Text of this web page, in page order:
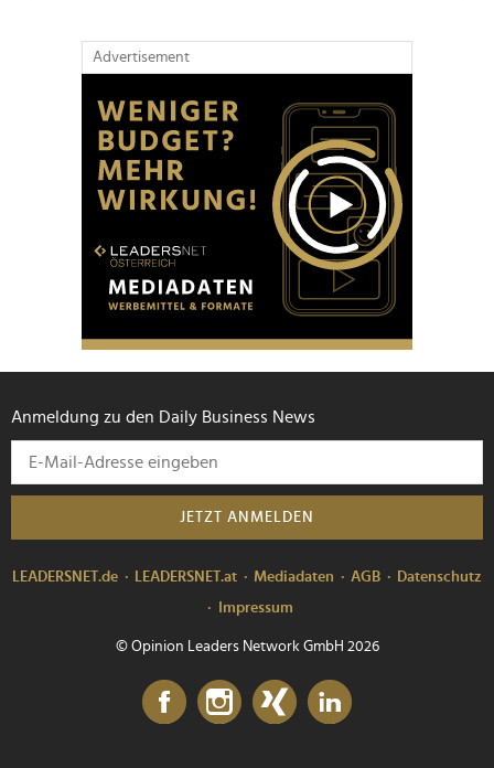
Advertisement
Anmeldung zu den Daily Business News
JETZT ANMELDEN
LEADERSNET.de LEADERSNET.at Mediadaten AGB
Datenschutz
Impressum
© Opinion Leaders Network GmbH 2026